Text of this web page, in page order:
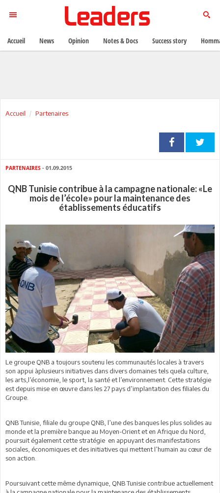
Accueil Partenaires
PARTENAIRES - 01.09.2015
QNB Tunisie contribue à la campagne nationale: «Le
mois de l’école» pour la maintenance des
établissements éducatifs
Le groupe QNB a toujours soutenu les communautés locales à travers
son appui àplusieurs initiatives dans divers domaines tels quela culture,
les arts,l’économie, le sport, la santé et l’environnement. Cette stratégie
est depuis mise en œuvre dans les 27 pays d’implantation des filiales du
Groupe.
QNB Tunisie, filiale du groupe QNB, l’une des banques les plus solides au
monde et la première banque au Moyen-Orient et en Afrique du Nord,
poursuit également cette stratégie en appuyant des manifestations
sociales, économiques et des initiatives qui mettent l’humain au cœur de
son action.
Poursuivant cette même dynamique, QNB Tunisie contribue actuellement
Accueil News Opinion Notes & Docs Success story